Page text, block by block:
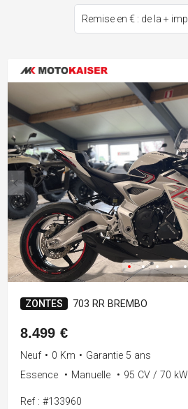
ZONTES 703 RR BREMBO
8.499 €
Neuf • 0 Km • Garantie 5 ans
Essence
• Manuelle • 95 CV / 70 kW
Ref : #133960